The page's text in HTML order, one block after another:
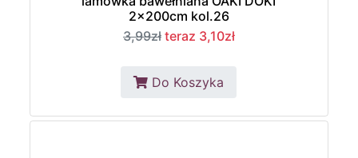
2x200cm kol.26
3,99zł teraz 3,10zł
Do Koszyka